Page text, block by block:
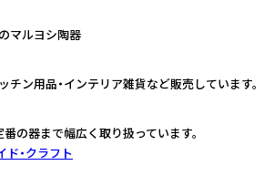
マルヨシ陶器
ン用品・インテリア雑貨など販売しています。
の器まで幅広く取り扱っています。
ド・クラフト